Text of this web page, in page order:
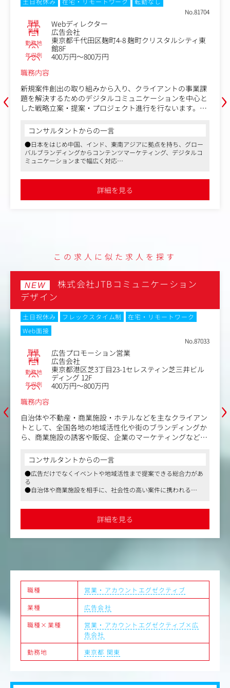
‹
No.81704
職種 Webディレクター
業種 広告会社
勤務地
東京都千代田区麹町4-8 麹町クリスタルシティ東
館8F
年収例
400万円～800万円
職務内容
新規案件創出の取り組みから入り、クライアントの事業課
題を解決するためのデジタルコミュニケーションを中心と
した戦略立案・提案・プロジェクト進行を行ないます。
Webサイト制作における制作ディレクション業務がメイン
となりますが、具体的には下記のような業務を担当いただ
く想定です。
●要件収集(ヒアリング)
●企画立案(要件定義・提案書作成)
●情報設計(ワイヤーフレームの設計を含む)
ンでの施策も含むさまざまな経験ができるポジションで
【魅力ポイント】
●広告企画制作大手KANAMEL(旧AOI TYOHoldings)のグル
ープ企業で、グローバルなコミュニケーション戦略を得意
とする広告会社です。
●CM連動のWebサイトの仕事も多く手掛けますので、露
出度の高いサイトに携わっていただけます。
●メガバンク、運輸会社などの大規模コーポレートサイト
構築、食品・飲料メーカー、自動車メーカーなどのキャン
ペーンサイト、映像と連動したインタラクティブコンテン
ツなど、手掛ける業種と案件の種類は多岐に渡ります。
●これまでの経験を活かしながらさまざまな業種・規模の
案件に携わることで、ご自身のスキルの幅を広げられる環
境があります。
よう、チームごとでオンラインミーティングを毎日実施し
たり、必要に応じて出社しコミュニケーションをとってい
ます。
コンサルタントからの一言
●日本をはじめ中国、インド、東南アジアに拠点を持ち、グロー
バルブランディングからコンテンツマーケティング、デジタルコ
ミュニケーションまで幅広く対応
●リモートワーク制度や、子育て中の社員が時短勤務を選べる制
度など、ご本人の希望やライフスタイルを尊重する制度づくりも
詳細を見る
›
この求人に似た求人を探す
‹
NEW
株式会社JTBコミュニケーション
デザイン
土日祝休み フレックスタイム制
在宅・リモートワーク
Web面接
No.87033
職種 広告プロモーション営業
業種 広告会社
勤務地
東京都港区芝3丁目23-1セレスティン芝三井ビル
ディング 12F
年収例
400万円～800万円
職務内容
自治体や不動産・商業施設・ホテルなどを主なクライアン
トとして、全国各地の地域活性化や街のブランディングか
ら、商業施設の誘客や販促、企業のマーケティングなどに
営業兼プロデューサーとして、クライアントが抱えている
あらゆる課題に対して、広告・プロモーションを中心とし
た総合的な企画提案やプロジェクト推進を担っていただき
ます。
・広告プロモーションの企画・実施
・効果検証および改善提案
【ポジションの魅力】
・観光に強みを持つJTBグループの総合広告代理店機能
・国内地域と関連する案件が多く、観光誘客プロモーショ
ンや地域活性事業に携わることができる
・自社のリソースとして、イベント・HRコンサルティング
など、広告プロモーションに捉われない解決手法を有して
いる
・担当クライアントだけに限らない、新規案件へのチャレ
・フレキシブルな働き方（コアタイム無しのフレックス勤
コンサルタントからの一言
●広告だけでなくイベントや地域活性まで提案できる総合力があ
る
●自治体や商業施設を相手に、社会性の高い案件に携われる
詳細を見る
›
職種
営業・アカウントエグゼクティブ
業種
広告会社
職種×業種
営業・アカウントエグゼクティブ×広
告会社
勤務地
東京都 関東